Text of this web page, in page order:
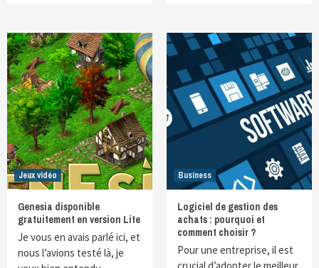
Jeux vidéo
Genesia disponible
gratuitement en version Lite
Je vous en avais parlé ici, et
nous l’avions testé là, je
Business
Logiciel de gestion des
achats : pourquoi et
comment choisir ?
Pour une entreprise, il est